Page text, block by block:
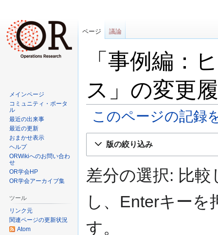
「事例編：
ス」の変更
このページの記録
ー
シ
ン
移
移
動
版の絞り込み
差分の選択: 比
し、Enterキー
す。
ページ 議論
メインページ
コミュニティ・ポータ
ル
最近の出来事
最近の更新
おまかせ表示
ヘルプ
ORWikiへのお問い合わ
せ
OR学会HP
OR学会アーカイブ集
ツール
リンク元
関連ページの更新状況
Atom